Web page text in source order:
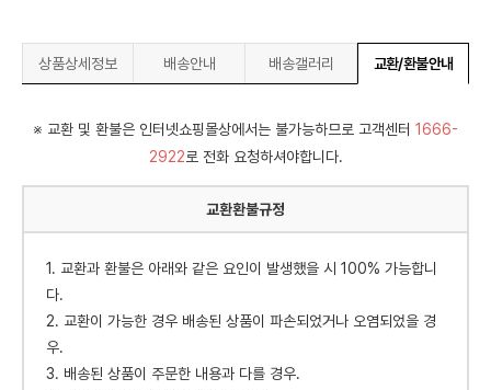
상품상세정보 배송안내 배송갤러리 교환/환불안내
※ 교환 및 환불은 인터넷쇼핑몰상에서는 불가능하므로 고객센터 1666-
2922로 전화 요청하셔야합니다.
교환환불규정
1. 교환과 환불은 아래와 같은 요인이 발생했을 시 100% 가능합니
다.
2. 교환이 가능한 경우 배송된 상품이 파손되었거나 오염되었을 경
우.
3. 배송된 상품이 주문한 내용과 다를 경우.